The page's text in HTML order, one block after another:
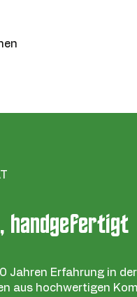
handgefertigt
Jahren Erfahrung in
aus hochwertigen